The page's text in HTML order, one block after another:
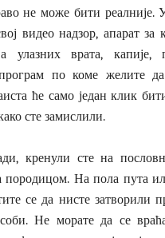
не може бити реалније.
видео надзор, апарат за
улазних врата, капије,
по коме желите
ће само један клик
сте замислили.
кренули сте на
породицом. На пола пута
се да нисте затворили
Не морате да се